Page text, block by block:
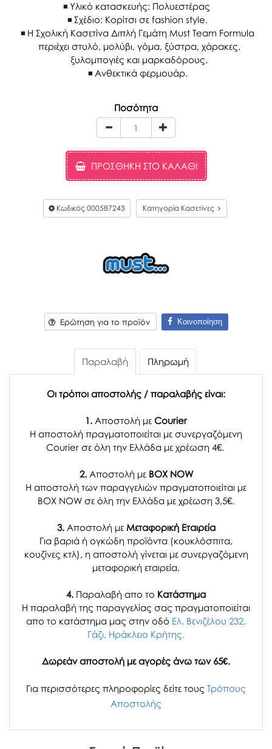
Υλικό κατασκευής: Πολυεστέρας
Σχέδιο: Κορίτσι σε fashion style.
H Σχολική Κασετίνα Διπλή Γεμάτη Must Team Formula
περιέχει στυλό, μολύβι, γόμα, ξύστρα, χάρακες,
ξυλομπογιές και μαρκαδόρους.
Ανθεκτικά φερμουάρ.
Ποσότητα
ΠΡΟΣΘΉΚΗ ΣΤΟ ΚΑΛΆΘΙ
Κωδικός 000587243 Κατηγορία Κασετίνες
Ερώτηση για το προϊόν Κοινοποίηση
Παραλαβή Πληρωμή
Οι τρόποι αποστολής / παραλαβής είναι:
1. Αποστολή με Courier
Η αποστολή πραγματοποιείται με συνεργαζόμενη
Courier σε όλη την Ελλάδα με χρέωση 4€.
2. Αποστολή μεBOX NOW
Η αποστολή των παραγγελιών πραγματοποιείται με
BOX NOW σε όλη την Ελλάδα με χρέωση 3,5€.
3. Αποστολή μεΜεταφορική Εταιρεία
Για βαριά ή ογκώδη προϊόντα (κουκλόσπιτα,
κουζίνες κτλ), η αποστολή γίνεται με συνεργαζόμενη
μεταφορική εταιρεία.
4. Παραλαβή απο το Κατάστημα
H παραλαβή της παραγγελίας σας πραγματοποιείται
απο το κατάστημα μας στην οδό Ελ. Βενιζέλου 232,
Γάζι, Ηράκλειο Κρήτης.
Δωρεάν αποστολή με αγορές άνω των 65€.
Για περισσότερες πληροφορίες δείτε τους Τρόπους
Αποστολής